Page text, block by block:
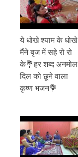
ये धोखे श्याम के धोखे
मैंने बृज में सहे रो रो
के💐हर शब्द अनमोल
दिल को छूने वाला
कृष्ण भजन💐